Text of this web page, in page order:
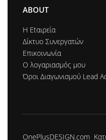
ABOUT
Η Εtαιρεία
Δίκτυο Συνεργατών
Επικοινωνία
Ο λογαριασμός μου
Όροι Διαγωνισμού Lead
OnePlusDESIGN.com